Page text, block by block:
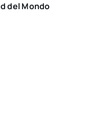
del Mondo